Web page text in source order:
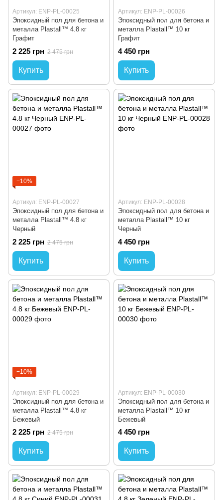
Артикул: ENP-PL-00025
Эпоксидный пол для бетона и
металла Plastall™ 4.8 кг
Графит
2 225 грн 2 475 грн
Купить
Артикул: ENP-PL-00026
Эпоксидный пол для бетона и
металла Plastall™ 10 кг
Графит
4 450 грн
Купить
−10%
Артикул: ENP-PL-00027
Эпоксидный пол для бетона и
металла Plastall™ 4.8 кг
Черный
2 225 грн 2 475 грн
Купить
Артикул: ENP-PL-00028
Эпоксидный пол для бетона и
металла Plastall™ 10 кг
Черный
4 450 грн
Купить
−10%
Артикул: ENP-PL-00029
Эпоксидный пол для бетона и
металла Plastall™ 4.8 кг
Бежевый
2 225 грн 2 475 грн
Купить
Артикул: ENP-PL-00030
Эпоксидный пол для бетона и
металла Plastall™ 10 кг
Бежевый
4 450 грн
Купить